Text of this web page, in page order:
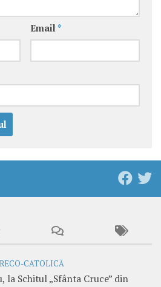
Email *
CATOLICĂ
la Schitul „Sfânta Cruce” din